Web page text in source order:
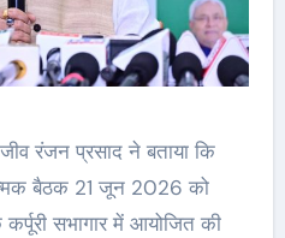
रंजन प्रसाद ने बताया कि
बैठक 21 जून 2026 को
सभागार में आयोजित की